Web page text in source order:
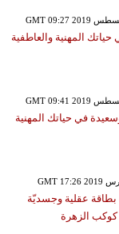
المهنية والعاطفية
في حياتك المهنية
بطاقة عقلية وجسديّة
الزهرة